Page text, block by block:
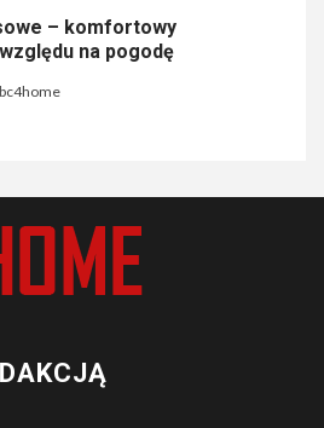
– komfortowy
na pogodę